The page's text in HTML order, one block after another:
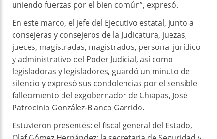
uniendo fuerzas por el bien común”, expresó.
En este marco, el jefe del Ejecutivo estatal, junto a
consejeras y consejeros de la Judicatura, juezas,
jueces, magistradas, magistrados, personal jurídico
y administrativo del Poder Judicial, así como
legisladoras y legisladores, guardó un minuto de
silencio y expresó sus condolencias por el sensible
fallecimiento del exgobernador de Chiapas, José
Patrocinio González-Blanco Garrido.
Estuvieron presentes: el fiscal general del Estado,